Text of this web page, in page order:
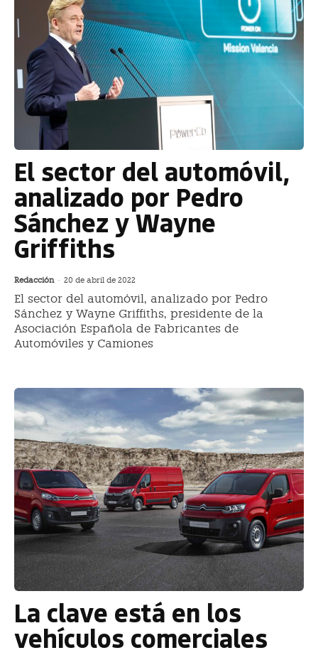
El sector del automóvil,
analizado por Pedro
Sánchez y Wayne
Griffiths
Redacción - 20 de abril de 2022
El sector del automóvil, analizado por Pedro
Sánchez y Wayne Griffiths, presidente de la
Asociación Española de Fabricantes de
Automóviles y Camiones
La clave está en los
vehículos comerciales